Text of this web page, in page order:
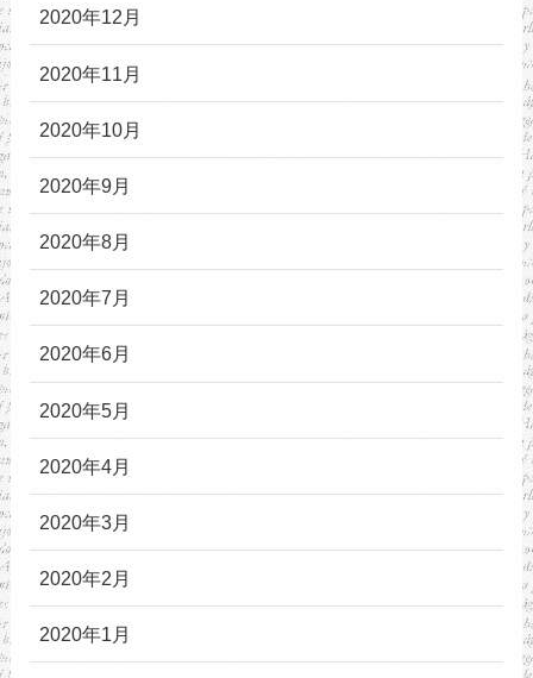
2020年12月
2020年11月
2020年10月
2020年9月
2020年8月
2020年7月
2020年6月
2020年5月
2020年4月
2020年3月
2020年2月
2020年1月